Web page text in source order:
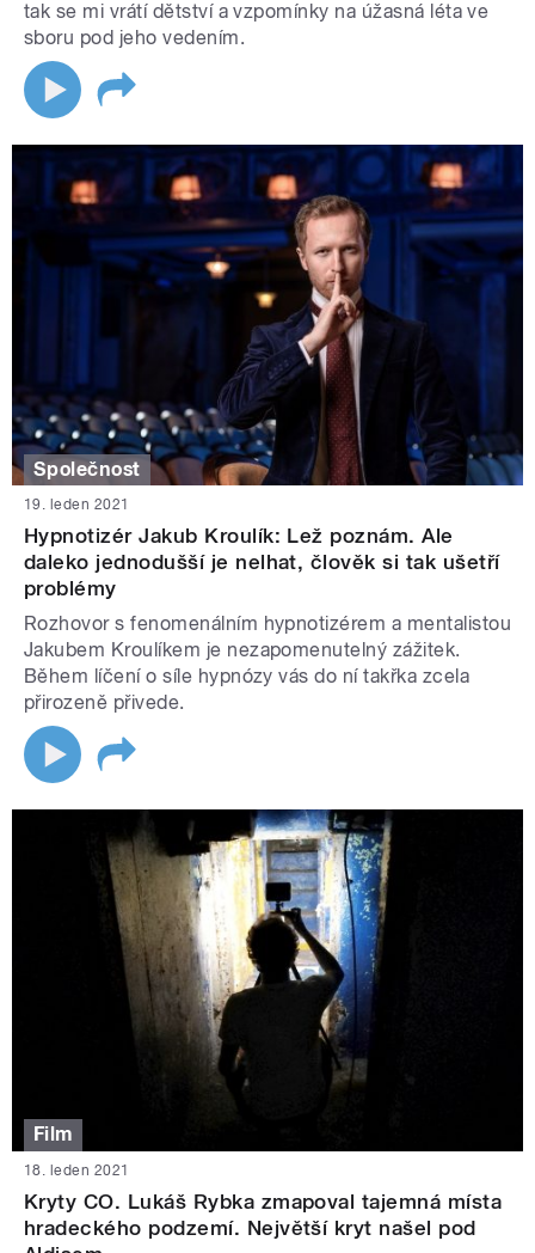
tak se mi vrátí dětství a vzpomínky na úžasná léta ve
sboru pod jeho vedením.
Společnost
19. leden 2021
Hypnotizér Jakub Kroulík: Lež poznám. Ale
daleko jednodušší je nelhat, člověk si tak ušetří
problémy
Rozhovor s fenomenálním hypnotizérem a mentalistou
Jakubem Kroulíkem je nezapomenutelný zážitek.
Během líčení o síle hypnózy vás do ní takřka zcela
přirozeně přivede.
Film
18. leden 2021
Kryty CO. Lukáš Rybka zmapoval tajemná místa
hradeckého podzemí. Největší kryt našel pod